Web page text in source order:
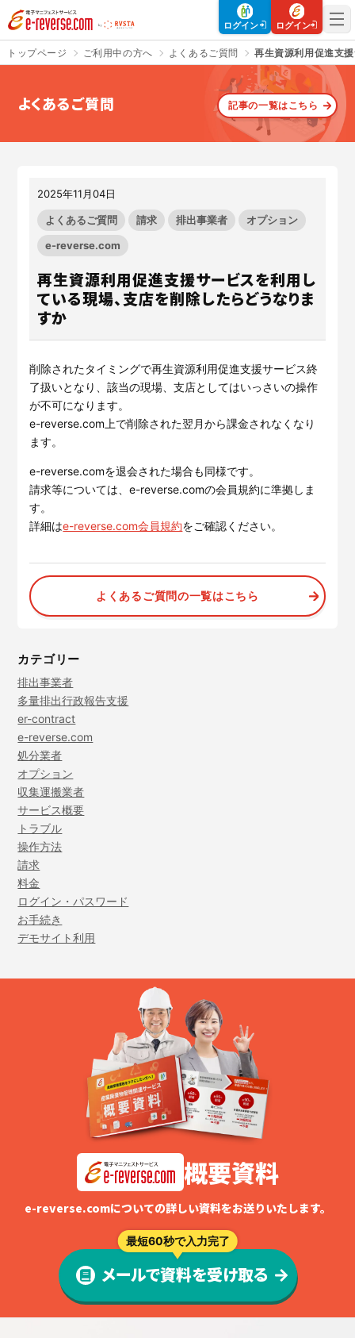
電子マニフェストサービス | e-reverse.com（イーリバースドットコ
ログイン ログイン
さよなら、紙マニフェスト
サービスサイトを見る
建設現場をICTでスマートに
入退場も、調整会議も、もっと
ラクに
Buildeeと連携した機器及びシス
テムを提供するサービスです。
CO₂排出量を「見える化」して
みる？
建設業界に特化したCO₂排出量
現場に伝える。伝わる。
施工管理業務の標準化と
す。
サービスサイトを見る
建設現場の”ありがとう”をカ
トプログラムを簡便に構築でき
るサービスです。
トップページ ご利用中の方へ よくあるご質問 再生資源利用促進支
よくあるご質問 記事の一覧はこちら
2025年11月04日
よくあるご質問 請求 排出事業者 オプション
e-reverse.com
再生資源利用促進支援サービスを利用し
ている現場、支店を削除したらどうなりま
すか
削除されたタイミングで再生資源利用促進支援サービス終
了扱いとなり、該当の現場、支店としてはいっさいの操作
が不可になります。
e-reverse.com上で削除された翌月から課金されなくなり
ます。
e-reverse.comを退会された場合も同様です。
請求等については、e-reverse.comの会員規約に準拠しま
す。
詳細はe-reverse.com会員規約をご確認ください。
よくあるご質問の一覧はこちら
カテゴリー
排出事業者
多量排出行政報告支援
er-contract
e-reverse.com
処分業者
オプション
収集運搬業者
サービス概要
トラブル
操作方法
請求
料金
ログイン・パスワード
お手続き
デモサイト利用
概要資料
e-reverse.comについての詳しい資料をお送りいたします。
最短60秒で入力完了
メールで資料を受け取る